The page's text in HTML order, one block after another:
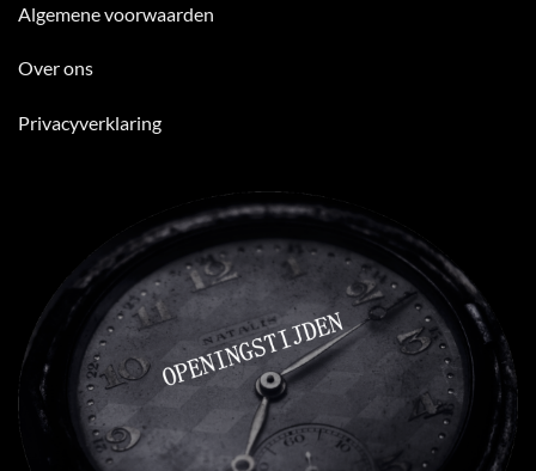
Algemene voorwaarden
Over ons
Privacyverklaring